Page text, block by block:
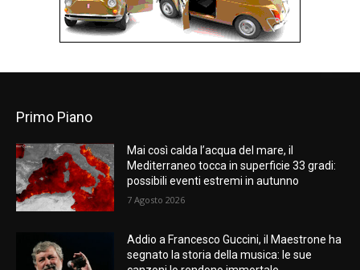
Primo Piano
Mai così calda l’acqua del mare, il
Mediterraneo tocca in superficie 33 gradi:
possibili eventi estremi in autunno
7 Agosto 2026
Addio a Francesco Guccini, il Maestrone ha
segnato la storia della musica: le sue